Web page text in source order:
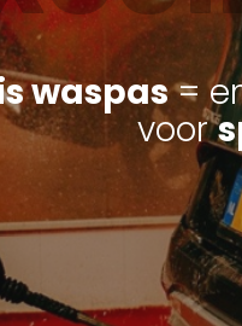
waspas=
voor